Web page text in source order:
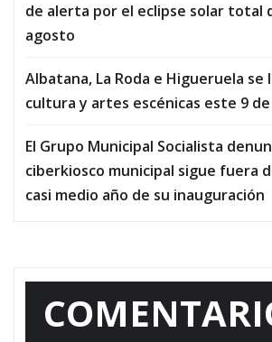
de alerta por el eclipse solar total
agosto
Albatana, La Roda e Higueruela se
cultura y artes escénicas este 9
El Grupo Municipal Socialista
ciberkiosco municipal sigue fuera
casi medio año de su inauguración